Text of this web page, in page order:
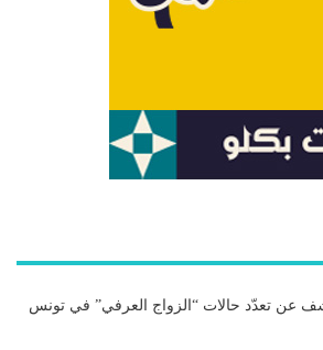
عن تعدّد حالات “الزواج العرفي” في تونس